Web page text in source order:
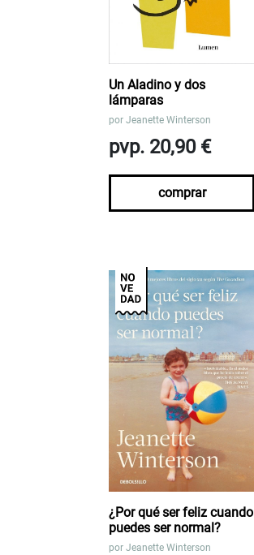
Un Aladino y dos
lámparas
por Jeanette Winterson
pvp. 20,90 €
comprar
¿Por qué ser feliz cuando
puedes ser normal?
por Jeanette Winterson